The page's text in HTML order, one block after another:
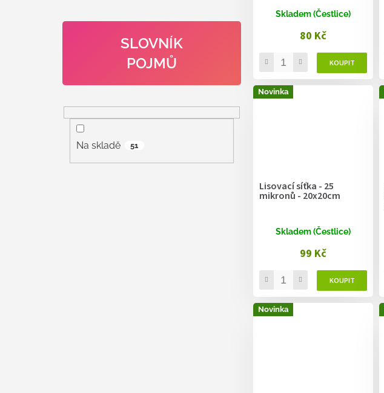
SLOVNÍK
POJMŮ
Na skladě 51
Skladem (Čestlice)
80 Kč
Novinka
Lisovací síťka - 25
mikronů - 20x20cm
Skladem (Čestlice)
99 Kč
Novinka